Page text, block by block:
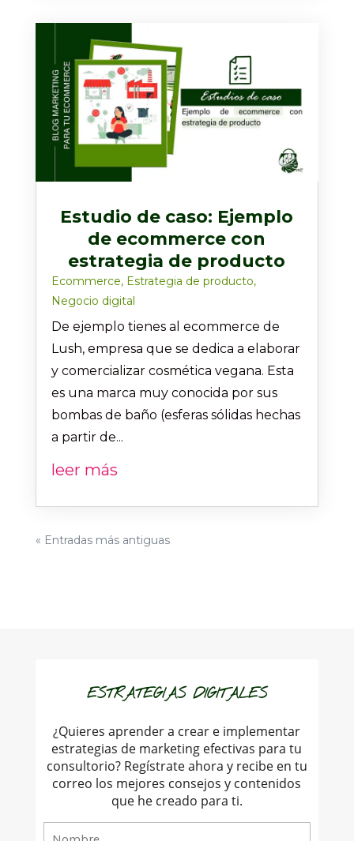
Estudio de caso: Ejemplo
de ecommerce con
estrategia de producto
Ecommerce, Estrategia de producto,
Negocio digital
De ejemplo tienes al ecommerce de
Lush, empresa que se dedica a elaborar
y comercializar cosmética vegana. Esta
es una marca muy conocida por sus
bombas de baño (esferas sólidas hechas
a partir de...
leer más
« Entradas más antiguas
ESTRATEGIAS DIGITALES
¿Quieres aprender a crear e implementar
estrategias de marketing efectivas para tu
consultorio? Regístrate ahora y recibe en tu
correo los mejores consejos y contenidos
que he creado para ti.